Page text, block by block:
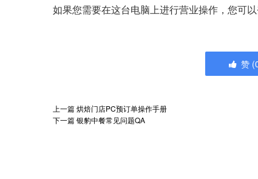
如果您需要在这台电脑上进行营业操作，您可
赞 (
上一篇烘焙门店PC预订单操作手册
下一篇银豹中餐常见问题QA